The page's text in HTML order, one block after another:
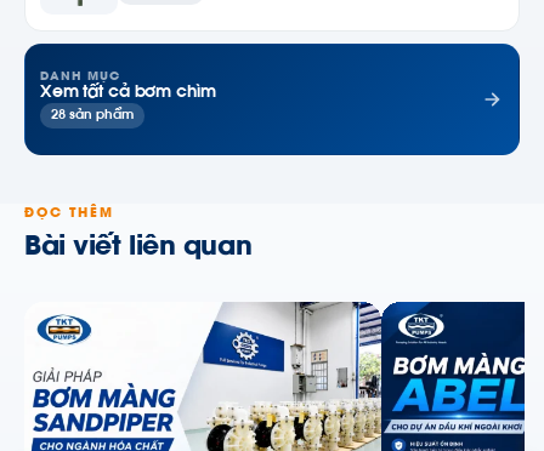
DANH MỤC
Xem tất cả bơm chìm
28 sản phẩm
ĐỌC THÊM
Bài viết liên quan